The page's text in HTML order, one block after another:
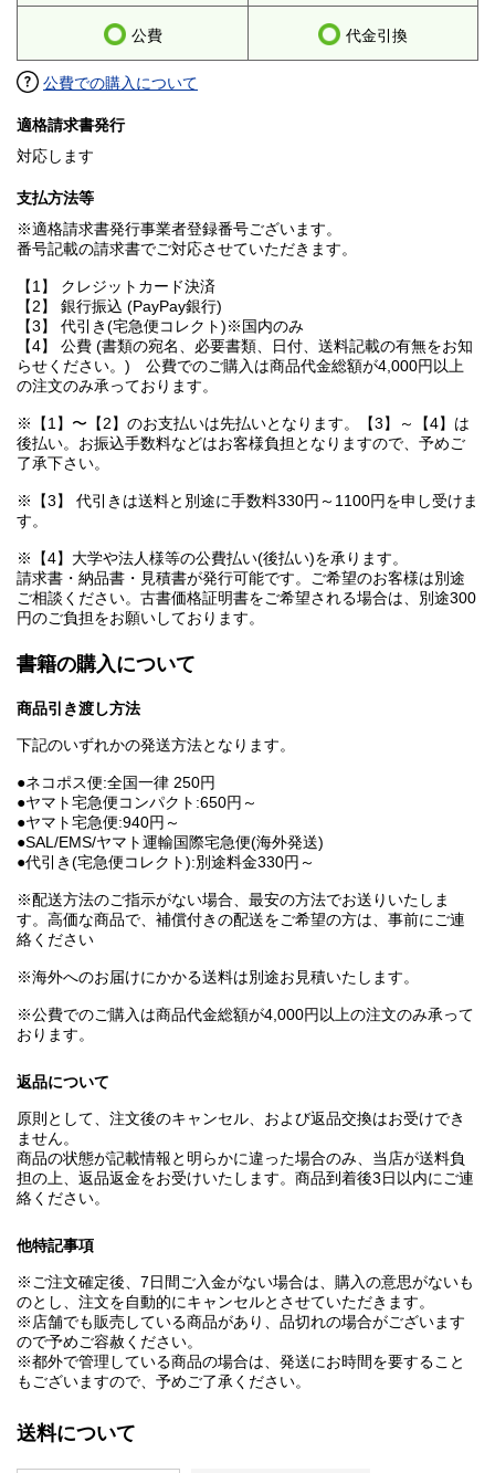
公費 代金引換
公費での購入について
適格請求書発行
対応します
支払方法等
※適格請求書発行事業者登録番号ございます。
番号記載の請求書でご対応させていただきます。
【1】 クレジットカード決済
【2】 銀行振込 (PayPay銀行)
【3】 代引き(宅急便コレクト)※国内のみ
【4】 公費 (書類の宛名、必要書類、日付、送料記載の有無をお知
らせください。) 公費でのご購入は商品代金総額が4,000円以上
の注文のみ承っております。
※【1】〜【2】のお支払いは先払いとなります。【3】～【4】は
後払い。お振込手数料などはお客様負担となりますので、予めご
了承下さい。
※【3】 代引きは送料と別途に手数料330円～1100円を申し受けま
す。
※【4】大学や法人様等の公費払い(後払い)を承ります。
請求書・納品書・見積書が発行可能です。ご希望のお客様は別途
ご相談ください。古書価格証明書をご希望される場合は、別途300
円のご負担をお願いしております。
書籍の購入について
商品引き渡し方法
下記のいずれかの発送方法となります。
●ネコポス便:全国一律 250円
●ヤマト宅急便コンパクト:650円～
●ヤマト宅急便:940円～
●SAL/EMS/ヤマト運輸国際宅急便(海外発送)
●代引き(宅急便コレクト):別途料金330円～
※配送方法のご指示がない場合、最安の方法でお送りいたしま
す。高価な商品で、補償付きの配送をご希望の方は、事前にご連
絡ください
※海外へのお届けにかかる送料は別途お見積いたします。
※公費でのご購入は商品代金総額が4,000円以上の注文のみ承って
おります。
返品について
原則として、注文後のキャンセル、および返品交換はお受けでき
ません。
商品の状態が記載情報と明らかに違った場合のみ、当店が送料負
担の上、返品返金をお受けいたします。商品到着後3日以内にご連
絡ください。
他特記事項
※ご注文確定後、7日間ご入金がない場合は、購入の意思がないも
のとし、注文を自動的にキャンセルとさせていただきます。
※店舗でも販売している商品があり、品切れの場合がございます
ので予めご容赦ください。
※都外で管理している商品の場合は、発送にお時間を要すること
もございますので、予めご了承ください。
送料について